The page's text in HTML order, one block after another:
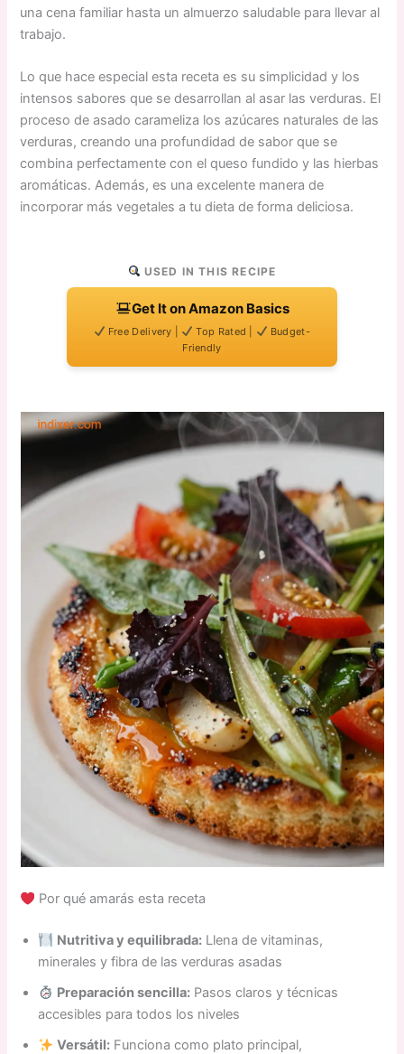
una cena familiar hasta un almuerzo saludable para llevar al
trabajo.
Lo que hace especial esta receta es su simplicidad y los
intensos sabores que se desarrollan al asar las verduras. El
proceso de asado carameliza los azúcares naturales de las
verduras, creando una profundidad de sabor que se
combina perfectamente con el queso fundido y las hierbas
aromáticas. Además, es una excelente manera de
incorporar más vegetales a tu dieta de forma deliciosa.
USED IN THIS RECIPE
Get It on Amazon Basics
Free Delivery | Top Rated |
Budget-
Friendly
Por qué amarás esta receta
Nutritiva y equilibrada: Llena de vitaminas,
minerales y fibra de las verduras asadas
Preparación sencilla: Pasos claros y técnicas
accesibles para todos los niveles
Versátil: Funciona como plato principal,